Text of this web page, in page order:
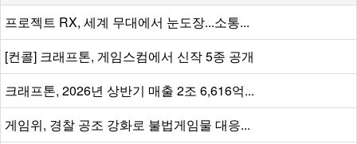
프로젝트 RX, 세계 무대에서 눈도장...소통...
[컨콜] 크래프톤, 게임스컴에서 신작 5종 공개
크래프톤, 2026년 상반기 매출 2조 6,616억...
게임위, 경찰 공조 강화로 불법게임물 대응...